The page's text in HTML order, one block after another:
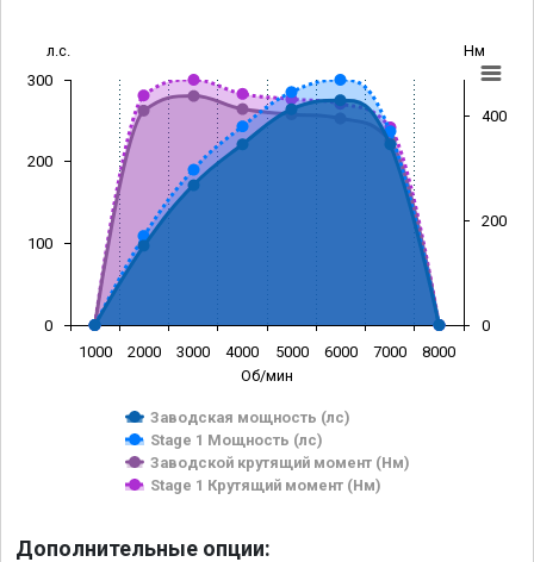
Об/мин
л.с. Нм
Заводская мощность (лс)
Stage 1 Мощность (лс)
Заводской крутящий момент (Нм)
Stage 1 Крутящий момент (Нм)
1000 2000 3000 4000 5000 6000 7000 8000
0
100
200
300
0
200
400
Дополнительные опции: